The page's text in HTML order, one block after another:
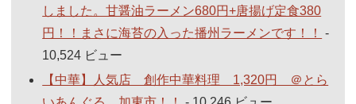
しました。甘醤油ラーメン680円+唐揚げ定食380
円！！まさに海苔の入った播州ラーメンです！！
-
10,524 ビュー
【中華】人気店 創作中華料理 1,320円 ＠とら